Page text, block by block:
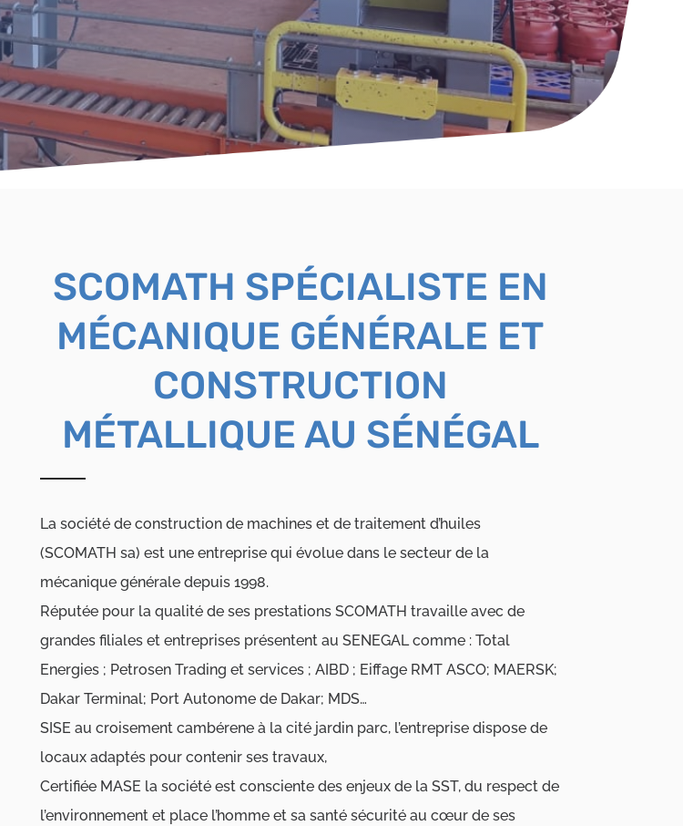
SCOMATH SPÉCIALISTE EN
MÉCANIQUE GÉNÉRALE ET
CONSTRUCTION
MÉTALLIQUE AU SÉNÉGAL
La société de construction de machines et de traitement d’huiles
(SCOMATH sa) est une entreprise qui évolue dans le secteur de la
mécanique générale depuis 1998.
Réputée pour la qualité de ses prestations SCOMATH travaille avec de
grandes filiales et entreprises présentent au SENEGAL comme : Total
Energies ; Petrosen Trading et services ; AIBD ; Eiffage RMT ASCO; MAERSK;
Dakar Terminal; Port Autonome de Dakar; MDS…
SISE au croisement cambérene à la cité jardin parc, l’entreprise dispose de
locaux adaptés pour contenir ses travaux,
Certifiée MASE la société est consciente des enjeux de la SST, du respect de
l’environnement et place l’homme et sa santé sécurité au cœur de ses